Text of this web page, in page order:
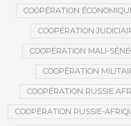
COOPÉRATION
COOPÉRATION
COOPÉRATION MALI-
COOPÉRATION
COOPÉRATION RUSSIE
COOPÉRATION RUSSIE-